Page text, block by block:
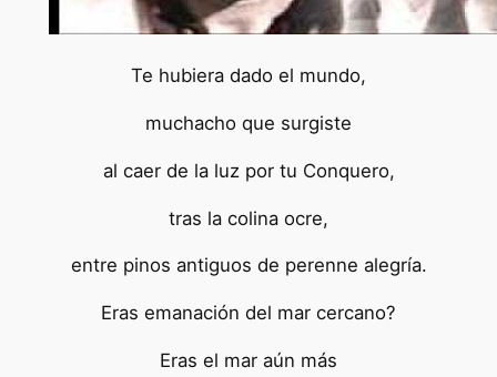
Te hubiera dado el mundo,
muchacho que surgiste
al caer de la luz por tu Conquero,
tras la colina ocre,
entre pinos antiguos de perenne alegría.
Eras emanación del mar cercano?
Eras el mar aún más